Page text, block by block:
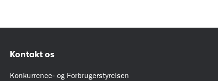
Kontakt os
Konkurrence- og Forbrugerstyrelsen